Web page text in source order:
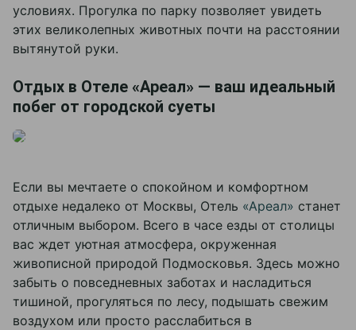
условиях. Прогулка по парку позволяет увидеть
этих великолепных животных почти на расстоянии
вытянутой руки.
Отдых в Отеле «Ареал» — ваш идеальный
побег от городской суеты
Если вы мечтаете о спокойном и комфортном
отдыхе недалеко от Москвы, Отель «Ареал» станет
отличным выбором. Всего в часе езды от столицы
вас ждет уютная атмосфера, окруженная
живописной природой Подмосковья. Здесь можно
забыть о повседневных заботах и насладиться
тишиной, прогуляться по лесу, подышать свежим
воздухом или просто расслабиться в